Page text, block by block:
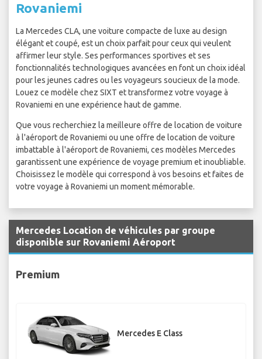
Rovaniemi
La Mercedes CLA, une voiture compacte de luxe au design
élégant et coupé, est un choix parfait pour ceux qui veulent
affirmer leur style. Ses performances sportives et ses
fonctionnalités technologiques avancées en font un choix idéal
pour les jeunes cadres ou les voyageurs soucieux de la mode.
Louez ce modèle chez SIXT et transformez votre voyage à
Rovaniemi en une expérience haut de gamme.
Que vous recherchiez la meilleure offre de location de voiture
à l'aéroport de Rovaniemi ou une offre de location de voiture
imbattable à l'aéroport de Rovaniemi, ces modèles Mercedes
garantissent une expérience de voyage premium et inoubliable.
Choisissez le modèle qui correspond à vos besoins et faites de
votre voyage à Rovaniemi un moment mémorable.
Mercedes Location de véhicules par groupe
disponible sur Rovaniemi Aéroport
Premium
Mercedes E Class